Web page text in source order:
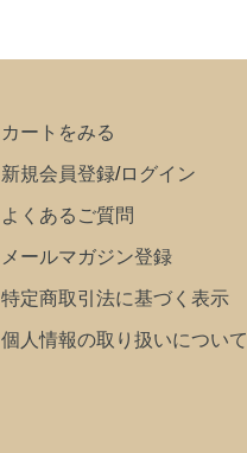
カートをみる
新規会員登録/ログイン
よくあるご質問
メールマガジン登録
特定商取引法に基づく表示
個人情報の取り扱いについて